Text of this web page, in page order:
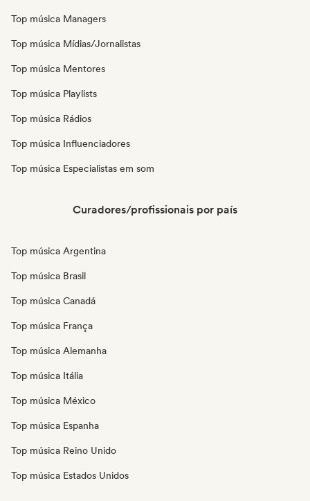
Top música Managers
Top música Mídias/Jornalistas
Top música Mentores
Top música Playlists
Top música Rádios
Top música Influenciadores
Top música Especialistas em som
Curadores/profissionais por país
Top música Argentina
Top música Brasil
Top música Canadá
Top música França
Top música Alemanha
Top música Itália
Top música México
Top música Espanha
Top música Reino Unido
Top música Estados Unidos